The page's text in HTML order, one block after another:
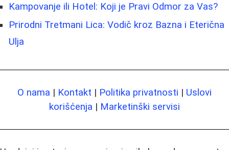
Kampovanje ili Hotel: Koji je Pravi Odmor za Vas?
Prirodni Tretmani Lica: Vodič kroz Bazna i Eterična
Ulja
O nama | Kontakt | Politika privatnosti | Uslovi
korišćenja | Marketinški servisi